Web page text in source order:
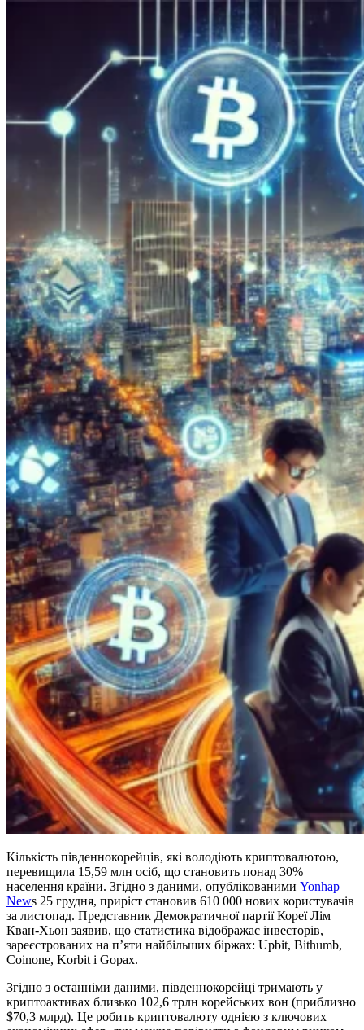
Кількість південнокорейців, які володіють криптовалютою,
перевищила 15,59 млн осіб, що становить понад 30%
населення країни. Згідно з даними, опублікованими Yonhap
News 25 грудня, приріст становив 610 000 нових користувачів
за листопад. Представник Демократичної партії Кореї Лім
Кван-Хьон заявив, що статистика відображає інвесторів,
зареєстрованих на п’яти найбільших біржах: Upbit, Bithumb,
Coinone, Korbit і Gopax.
Згідно з останніми даними, південнокорейці тримають у
криптоактивах близько 102,6 трлн корейських вон (приблизно
$70,3 млрд). Це робить криптовалюту однією з ключових